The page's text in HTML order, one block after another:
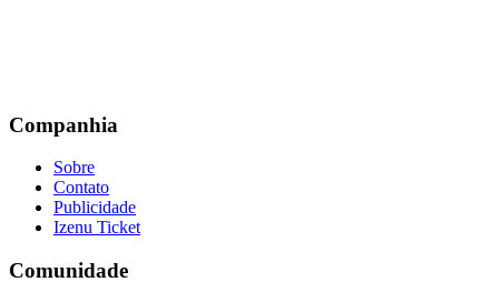
Companhia
Sobre
Contato
Publicidade
Izenu Ticket
Comunidade